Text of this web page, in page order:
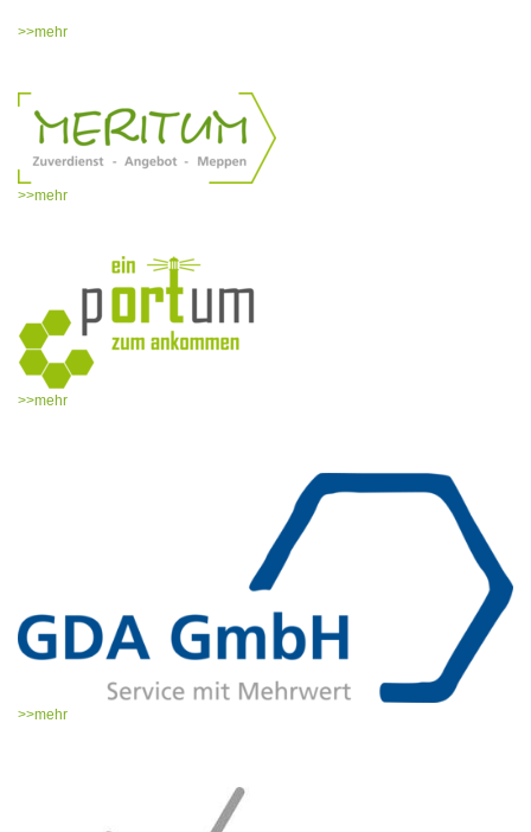
>>mehr
>>mehr
>>mehr
>>mehr